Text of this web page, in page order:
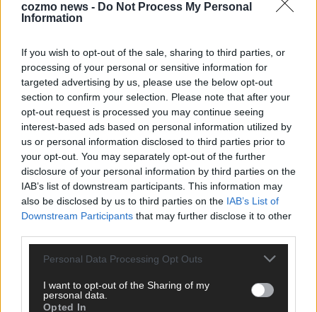
cozmo news - Do Not Process My Personal
Information
If you wish to opt-out of the sale, sharing to third parties, or
processing of your personal or sensitive information for
targeted advertising by us, please use the below opt-out
section to confirm your selection. Please note that after your
opt-out request is processed you may continue seeing
interest-based ads based on personal information utilized by
us or personal information disclosed to third parties prior to
your opt-out. You may separately opt-out of the further
disclosure of your personal information by third parties on the
IAB’s list of downstream participants. This information may
also be disclosed by us to third parties on the IAB’s List of
Downstream Participants that may further disclose it to other
Personal Data Processing Opt Outs
I want to opt-out of the Sharing of my
personal data.
Opted In
KEINE NEWS MEHR VERPASSEN